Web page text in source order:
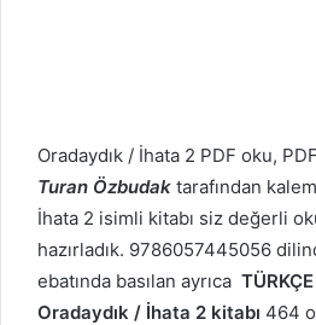
Oradaydık / İhata 2 PDF oku,
Turan Özbudak tarafından
İhata 2 isimli kitabı siz değerli
hazırladık. 9786057445056
ebatında basılan ayrıca TÜRKÇE
Oradaydık / İhata 2 kitabı 464